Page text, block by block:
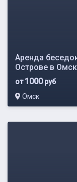
Аренда
Острове в
от1000руб
Омск